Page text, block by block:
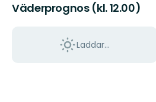
Väderprognos (kl. 12.00)
Laddar...